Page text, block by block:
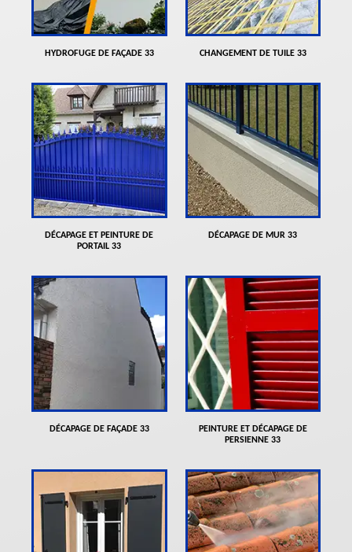
HYDROFUGE DE FAÇADE 33 CHANGEMENT DE TUILE 33
DÉCAPAGE ET PEINTURE DE
PORTAIL 33
DÉCAPAGE DE MUR 33
DÉCAPAGE DE FAÇADE 33
PEINTURE ET DÉCAPAGE DE
PERSIENNE 33